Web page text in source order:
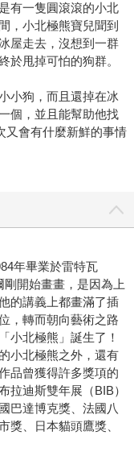
有一隻圓滾滾的小北
，小北極熊寶兒聞到
屋走去，沒想到一群
於甩掉可怕的狗群。
小狗，而且還掉在冰
個，並且能幫助他找
又會有什麼新鮮的事情
年畢業於雷特瓦
剛開始畫畫，是因為上
的講義上都畫滿了插
，轉而朝向藝術之路
小北極熊」誕生了！
小北極熊之外，還有
品曾獲得許多獎項的
拉迪斯雙年展（BIB）
巴達博克獎、法國八
獎、日本貓頭鷹獎、